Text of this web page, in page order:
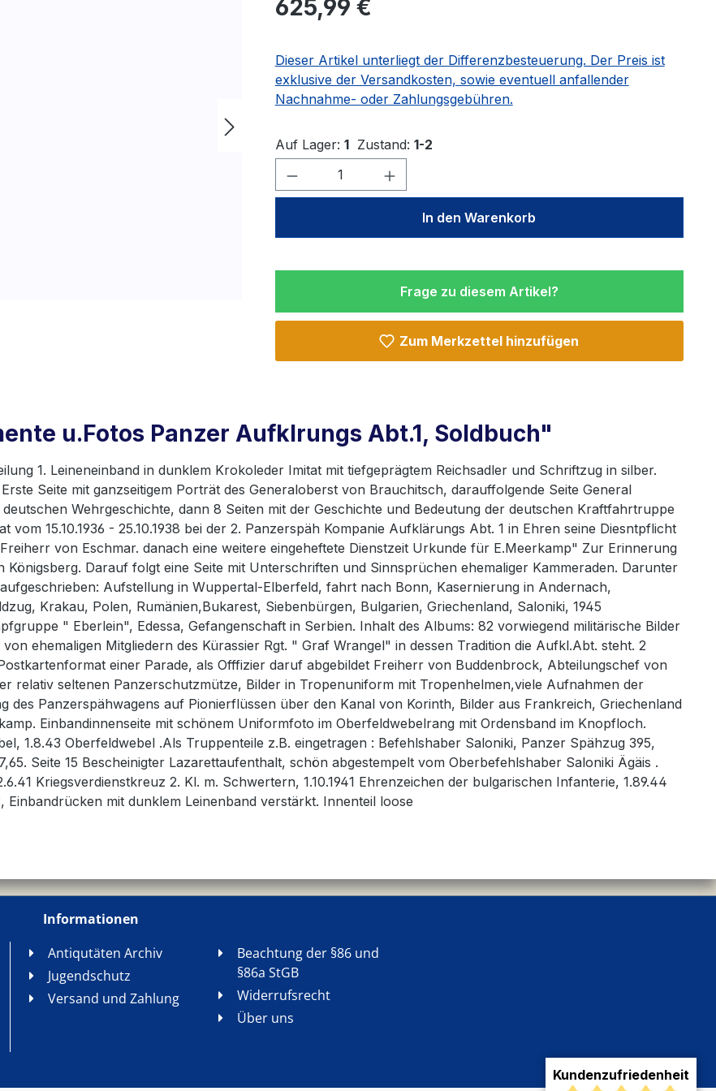
625,99 €
Dieser Artikel unterliegt der Differenzbesteuerung. Der Preis ist
exklusive der Versandkosten, sowie eventuell anfallender
Nachnahme- oder Zahlungsgebühren.
Auf Lager: 1 Zustand: 1-2
Produkt Anzahl: Gib den gewünschten Wert
In den Warenkorb
Frage zu diesem Artikel?
Zum Merkzettel hinzufügen
u.Fotos Panzer Aufklrungs Abt.1, Soldbuch"
1. Leineneinband in dunklem Krokoleder Imitat mit tiefgeprägtem Reichsadler und Schriftzug in silber.
Seite mit ganzseitigem Porträt des Generaloberst von Brauchitsch, darauffolgende Seite General
Wehrgeschichte, dann 8 Seiten mit der Geschichte und Bedeutung der deutschen Kraftfahrtruppe
15.10.1936 - 25.10.1938 bei der 2. Panzerspäh Kompanie Aufklärungs Abt. 1 in Ehren seine Diesntpflicht
von Eschmar. danach eine weitere eingeheftete Dienstzeit Urkunde für E.Meerkamp" Zur Erinnerung
Darauf folgt eine Seite mit Unterschriften und Sinnsprüchen ehemaliger Kammeraden. Darunter
Aufstellung in Wuppertal-Elberfeld, fahrt nach Bonn, Kasernierung in Andernach,
Krakau, Polen, Rumänien,Bukarest, Siebenbürgen, Bulgarien, Griechenland, Saloniki, 1945
" Eberlein", Edessa, Gefangenschaft in Serbien. Inhalt des Albums: 82 vorwiegend militärische Bilder
ehemaligen Mitgliedern des Kürassier Rgt. " Graf Wrangel" in dessen Tradition die Aufkl.Abt. steht. 2
einer Parade, als Offfizier daruf abgebildet Freiherr von Buddenbrock, Abteilungschef von
relativ seltenen Panzerschutzmütze, Bilder in Tropenuniform mit Tropenhelmen,viele Aufnahmen der
des Panzerspähwagens auf Pionierflüssen über den Kanal von Korinth, Bilder aus Frankreich, Griechenland
Einbandinnenseite mit schönem Uniformfoto im Oberfeldwebelrang mit Ordensband im Knopfloch.
1.8.43 Oberfeldwebel .Als Truppenteile z.B. eingetragen : Befehlshaber Saloniki, Panzer Spähzug 395,
Seite 15 Bescheinigter Lazarettaufenthalt, schön abgestempelt vom Oberbefehlshaber Saloniki Ägäis .
Kriegsverdienstkreuz 2. Kl. m. Schwertern, 1.10.1941 Ehrenzeichen der bulgarischen Infanterie, 1.89.44
mit dunklem Leinenband verstärkt. Innenteil loose
Informationen
Antiqutäten Archiv
Jugendschutz
Versand und Zahlung
Beachtung der §86 und
§86a StGB
Widerrufsrecht
Über uns
Kundenzufriedenheit